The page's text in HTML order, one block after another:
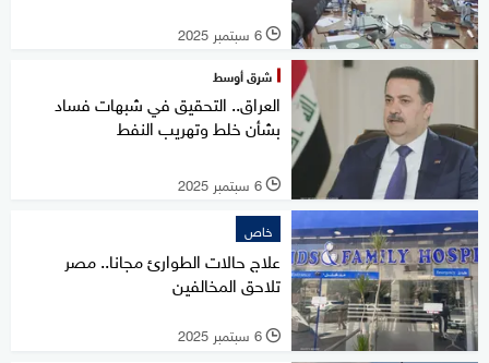
l 6 سبتمبر 2025
شرق أوسط
العراق.. التحقيق في شبهات فساد
بشأن خلط وتهريب النفط
l 6 سبتمبر 2025
خاص
علاج حالات الطوارئ مجانا.. مصر
تلاحق المخالفين
l 6 سبتمبر 2025